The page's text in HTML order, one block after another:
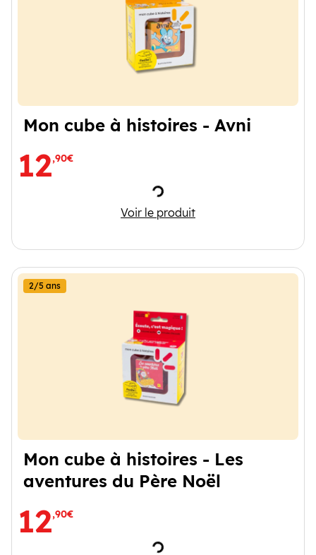
Mon cube à histoires - Avni
12,90€
Chargement
Voir le produitMon cube à histoires - Avni
Mon cube à histoires - Les
aventures du Père Noël
2/5 ans
12,90€
Chargement